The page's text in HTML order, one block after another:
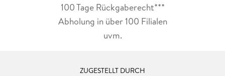
100 Tage Rückgaberecht***
Abholung in über 100 Filialen
uvm.
ZUGESTELLT DURCH